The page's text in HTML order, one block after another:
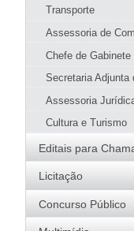
Pastelarias
Bares,
Padarias
Apresentação
Objetivo
Atribuições
Quem é Quem
Serviços SMMA
Educação
Denúncias
Uso de
Download
Fiscalização
Galeria de
Conselhos
Codema
Parques
Parque
Licenciamento
Transporte
Assessoria de
Chefe de Gabinete
Secretaria Adjunta
Assessoria
Cultura e Turismo
Editais para
Licitação
Editais Abertos
Concurso Público